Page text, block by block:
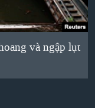
và ngập lụt